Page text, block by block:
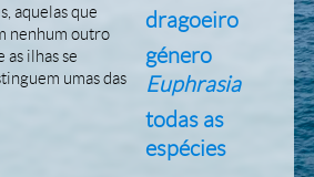
aquelas que
nenhum outro
as ilhas se
umas das
dragoeiro
género
Euphrasia
todas as
espécies